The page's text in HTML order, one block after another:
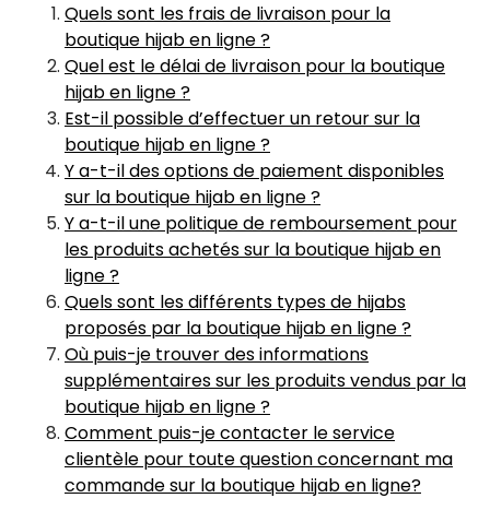
Quels sont les frais de livraison pour la
boutique hijab en ligne ?
Quel est le délai de livraison pour la boutique
hijab en ligne ?
Est-il possible d’effectuer un retour sur la
boutique hijab en ligne ?
Y a-t-il des options de paiement disponibles
sur la boutique hijab en ligne ?
Y a-t-il une politique de remboursement pour
les produits achetés sur la boutique hijab en
ligne ?
Quels sont les différents types de hijabs
proposés par la boutique hijab en ligne ?
Où puis-je trouver des informations
supplémentaires sur les produits vendus par la
boutique hijab en ligne ?
Comment puis-je contacter le service
clientèle pour toute question concernant ma
commande sur la boutique hijab en ligne?